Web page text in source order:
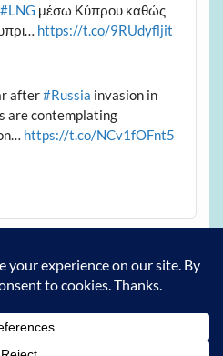
#LNG μέσω Κύπρου καθώς
https://t.co/9RUdyfljit
after#Russia invasion in
are contemplating
https://t.co/NCv1fOFnt5